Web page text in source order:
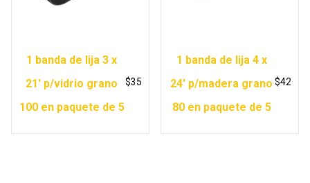
1 banda de lija 3 x
21′ p/vidrio grano
100 en paquete de 5
$35
1 banda de lija 4 x
24′ p/madera grano
80 en paquete de 5
$42